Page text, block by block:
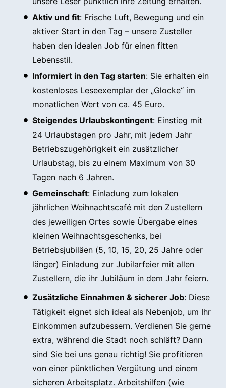
Aktiv und fit: Frische Luft, Bewegung und ein
aktiver Start in den Tag – unsere Zusteller
haben den idealen Job für einen fitten
Lebensstil.
Informiert in den Tag starten: Sie erhalten ein
kostenloses Leseexemplar der „Glocke“ im
monatlichen Wert von ca. 45 Euro.
Steigendes Urlaubskontingent: Einstieg mit
24 Urlaubstagen pro Jahr, mit jedem Jahr
Betriebszugehörigkeit ein zusätzlicher
Urlaubstag, bis zu einem Maximum von 30
Tagen nach 6 Jahren.
Gemeinschaft: Einladung zum lokalen
jährlichen Weihnachtscafé mit den Zustellern
des jeweiligen Ortes sowie Übergabe eines
kleinen Weihnachtsgeschenks, bei
Betriebsjubiläen (5, 10, 15, 20, 25 Jahre oder
länger) Einladung zur Jubilarfeier mit allen
Zustellern, die ihr Jubiläum in dem Jahr feiern.
Zusätzliche Einnahmen & sicherer Job: Diese
Tätigkeit eignet sich ideal als Nebenjob, um Ihr
Einkommen aufzubessern. Verdienen Sie gerne
extra, während die Stadt noch schläft? Dann
sind Sie bei uns genau richtig! Sie profitieren
von einer pünktlichen Vergütung und einem
sicheren Arbeitsplatz. Arbeitshilfen (wie